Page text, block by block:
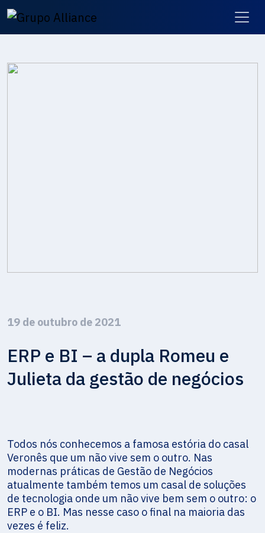
19 de outubro de 2021
ERP e BI – a dupla Romeu e
Julieta da gestão de negócios
Todos nós conhecemos a famosa estória do casal
Veronês que um não vive sem o outro. Nas
modernas práticas de Gestão de Negócios
atualmente também temos um casal de soluções
de tecnologia onde um não vive bem sem o outro: o
ERP e o BI. Mas nesse caso o final na maioria das
vezes é feliz.